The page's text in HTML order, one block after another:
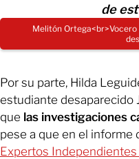
de
Melitón
Por su parte, Hilda
estudiante desaparecido
que las investigaciones
pese a que en el informe
Expertos Independientes